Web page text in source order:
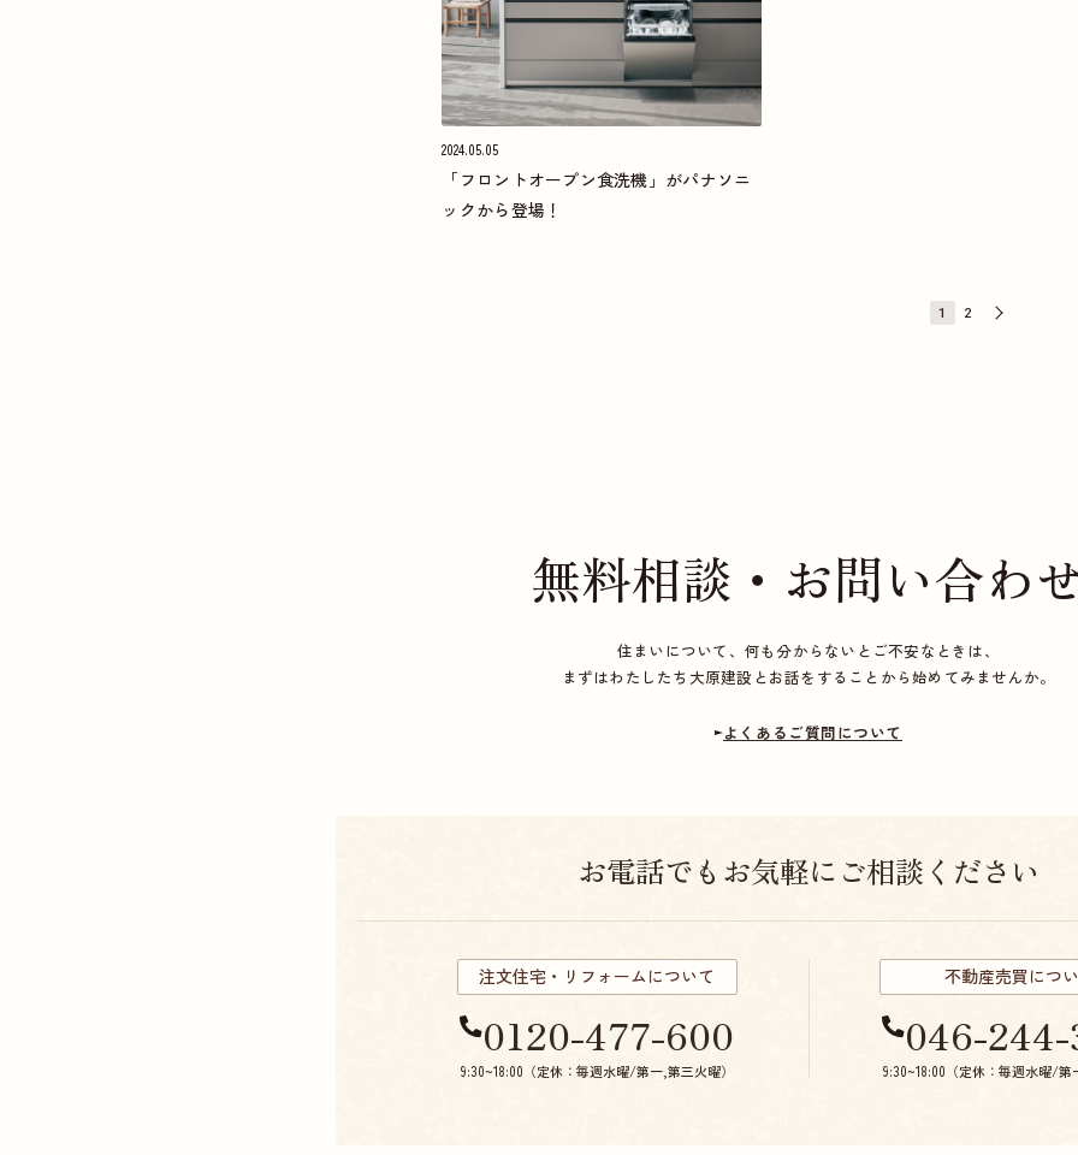
2024.05.05
「フロントオープン食洗機」がパナソニ
ックから登場！
1 2
無料相談・お問い合わ
住まいについて、何も分からないとご不安なときは、
まずはわたしたち大原建設とお話をすることから始めてみませんか。
よくあるご質問について
お電話でもお気軽にご相談ください
注文住宅・リフォームについて
0120-477-600
9:30~18:00（定休：毎週水曜/第一,第三火曜）
不動産売買につ
046-
9:30~18:00（定休：毎週水曜/第